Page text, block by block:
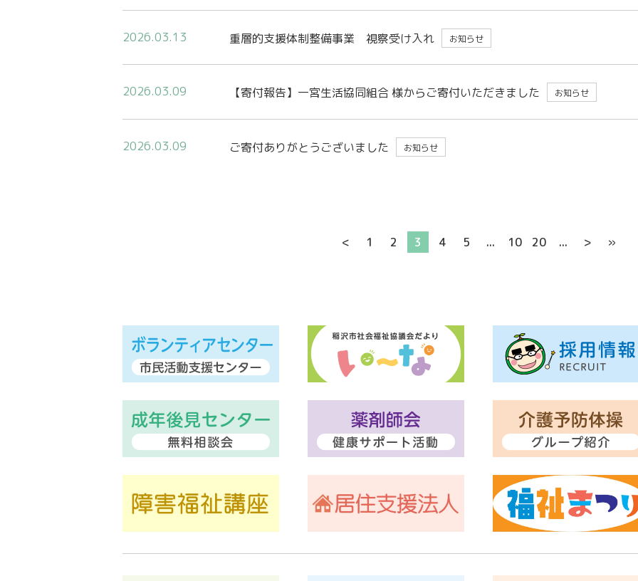
2026.03.13 重層的支援体制整備事業 視察受け入れ お知らせ
2026.03.09 【寄付報告】一宮生活協同組合 様からご寄付いただきました お知らせ
2026.03.09 ご寄付ありがとうございました お知らせ
< 1 2 3 4 5 ... 10 20 ... > »